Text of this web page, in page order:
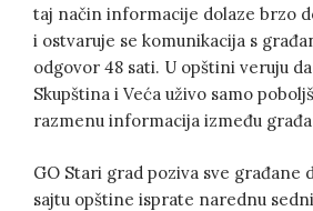
taj način informacije dolaze brzo
i ostvaruje se komunikacija s
odgovor 48 sati. U opštini veruju
Skupština i Veća uživo samo
razmenu informacija između
GO Stari grad poziva sve građane
sajtu opštine isprate narednu